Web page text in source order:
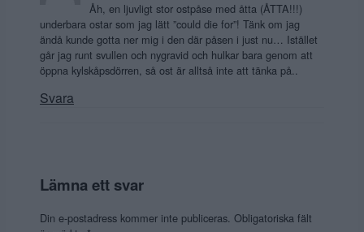
Åh, en ljuvligt stor ostpåse med åtta (ÅTTA!!!)
underbara ostar som jag lätt ”could die for”! Tänk om jag
ändå kunde gotta ner mig i den där påsen i just nu… Istället
går jag runt svullen och nygravid och hulkar bara genom att
öppna kylskåpsdörren, så ost är alltså inte att tänka på..
Svara
Lämna ett svar
Din e-postadress kommer inte publiceras. Obligatoriska fält